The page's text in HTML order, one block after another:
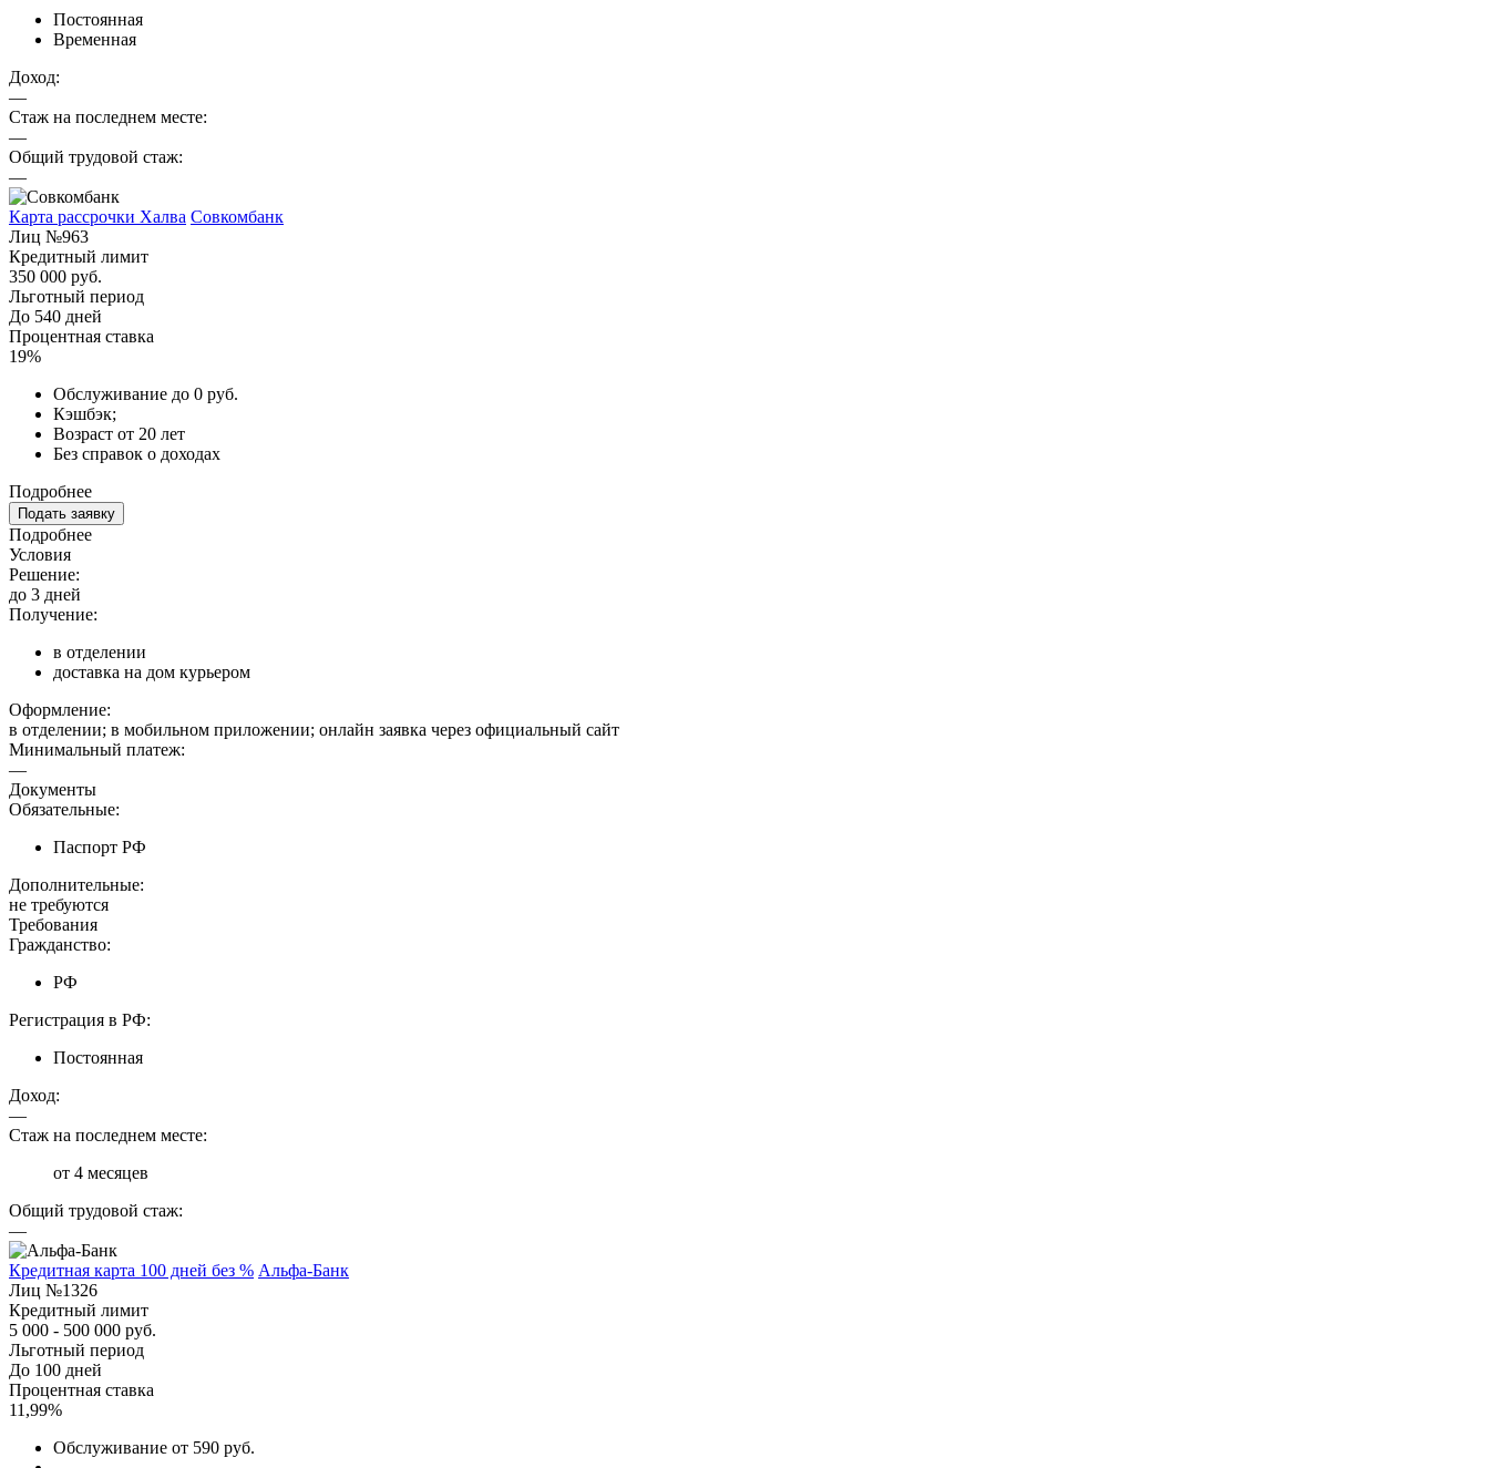
Постоянная
Временная
Доход:
—
Стаж на последнем месте:
—
Общий трудовой стаж:
—
Карта рассрочки Халва Совкомбанк
Лиц №963
Кредитный лимит
350 000 руб.
Льготный период
До 540 дней
Процентная ставка
19%
Обслуживание до 0 руб.
Кэшбэк;
Возраст от 20 лет
Без справок о доходах
Подробнее
Подать заявку
Подробнее
Условия
Решение:
до 3 дней
Получение:
в отделении
доставка на дом курьером
Оформление:
в отделении; в мобильном приложении; онлайн заявка через официальный сайт
Минимальный платеж:
—
Документы
Обязательные:
Паспорт РФ
Дополнительные:
не требуются
Требования
Гражданство:
РФ
Регистрация в РФ:
Постоянная
Доход:
—
Стаж на последнем месте:
от 4 месяцев
Общий трудовой стаж:
—
Кредитная карта 100 дней без % Альфа-Банк
Лиц №1326
Кредитный лимит
5 000 - 500 000 руб.
Льготный период
До 100 дней
Процентная ставка
11,99%
Обслуживание от 590 руб.